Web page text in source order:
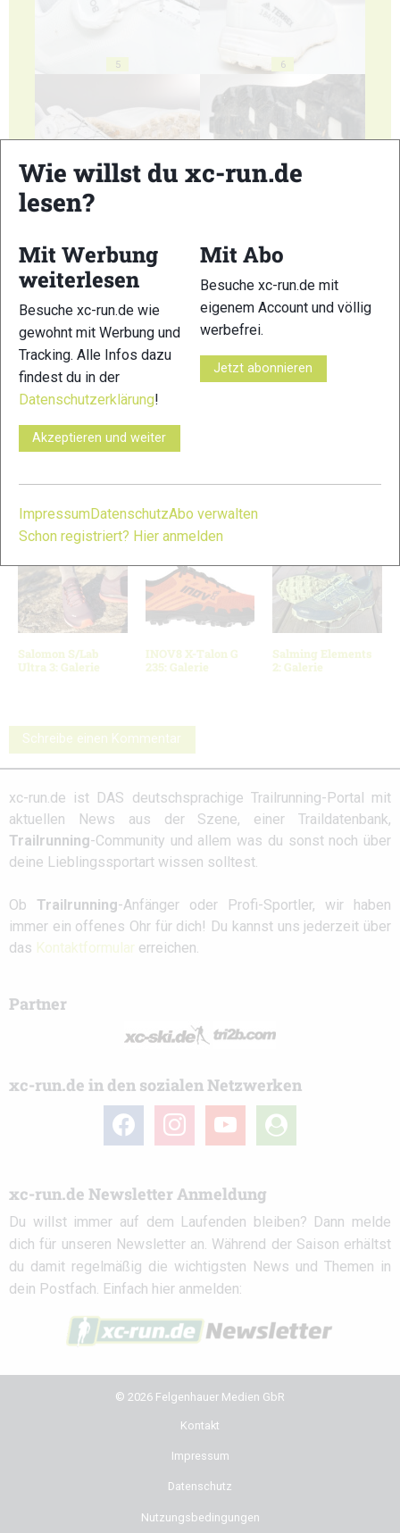
5 6
11
© Bilder 1 - 12: Felgenhauer;
VERWANDTE ARTIKEL
Salomon S/Lab
Ultra 3: Galerie
INOV8 X-Talon G
235: Galerie
Salming Elements
2: Galerie
Schreibe einen Kommentar
xc-run.de ist DAS deutschsprachige Trailrunning-Portal mit
aktuellen News aus der Szene, einer Traildatenbank,
Trailrunning-Community und allem was du sonst noch über
deine Lieblingssportart wissen solltest.
Ob Trailrunning-Anfänger oder Profi-Sportler, wir haben
immer ein offenes Ohr für dich! Du kannst uns jederzeit über
das Kontaktformular erreichen.
Partner
xc-run.de in den sozialen Netzwerken
facebook instagram youtube
user-
circle
xc-run.de Newsletter Anmeldung
Du willst immer auf dem Laufenden bleiben? Dann melde
dich für unseren Newsletter an. Während der Saison erhältst
du damit regelmäßig die wichtigsten News und Themen in
dein Postfach. Einfach hier anmelden:
© 2026 Felgenhauer Medien GbR
Kontakt
Impressum
Datenschutz
Nutzungsbedingungen
Wie willst du xc-run.de
lesen?
Mit Werbung
weiterlesen
Besuche xc-run.de wie
gewohnt mit Werbung und
Tracking. Alle Infos dazu
findest du in der
Datenschutzerklärung!
Akzeptieren und weiter
Mit Abo
Besuche xc-run.de mit
eigenem Account und völlig
werbefrei.
Jetzt abonnieren
Impressum DatenschutzAbo verwalten
Schon registriert? Hier anmelden